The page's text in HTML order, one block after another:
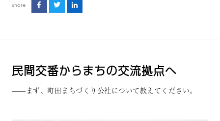
share
民間交番からまちの交流拠点へ
——まず、町田まちづくり公社について教えてください。